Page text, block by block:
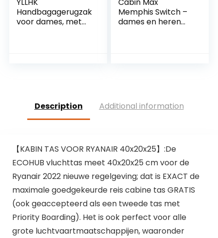
YLLHK
Handbagagerugzak
voor dames, met
school, vrouwen
Cabin Max
Memphis Switch –
dames en heren
Description Additional information
【KABIN TAS VOOR RYANAIR 40x20x25】:De
ECOHUB vluchttas meet 40x20x25 cm voor de
Ryanair 2022 nieuwe regelgeving; dat is EXACT de
maximale goedgekeurde reis cabine tas GRATIS
(ook geaccepteerd als een tweede tas met
Priority Boarding). Het is ook perfect voor alle
grote luchtvaartmaatschappijen, waaronder